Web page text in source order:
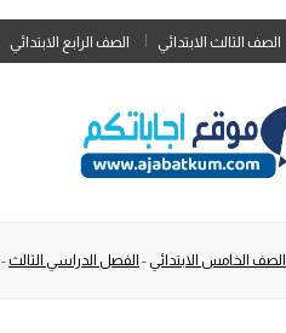
الصف الثالث الابتدائي الصف الرابع الابتدائي
الصف الخامس الابتدائي - الفصل الدراسي الثالث-